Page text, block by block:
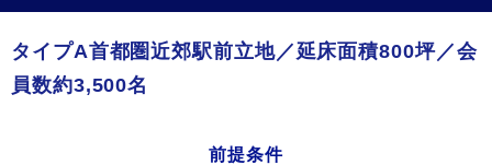
タイプA首都圏近郊駅前立地／延床面積800坪／会
員数約3,500名
前提条件